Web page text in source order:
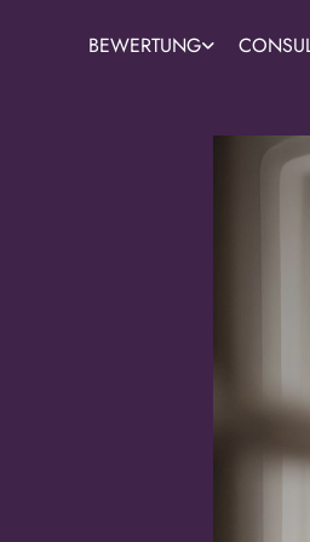
BEWERTUNG